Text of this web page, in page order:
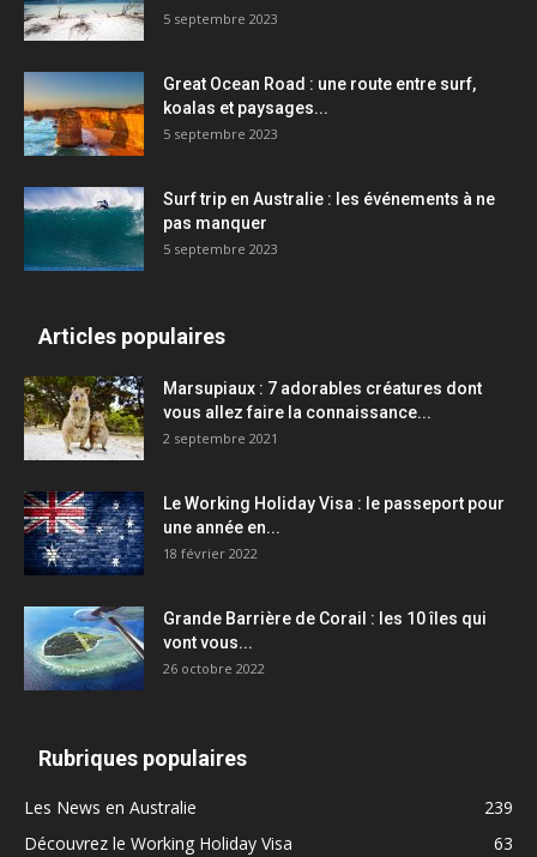
5 septembre 2023
Great Ocean Road : une route entre surf,
koalas et paysages...
5 septembre 2023
Surf trip en Australie : les événements à ne
pas manquer
5 septembre 2023
Articles populaires
Marsupiaux : 7 adorables créatures dont
vous allez faire la connaissance...
2 septembre 2021
Le Working Holiday Visa : le passeport pour
une année en...
18 février 2022
Grande Barrière de Corail : les 10 îles qui
vont vous...
26 octobre 2022
Rubriques populaires
Les News en Australie
239
Découvrez le Working Holiday Visa
63